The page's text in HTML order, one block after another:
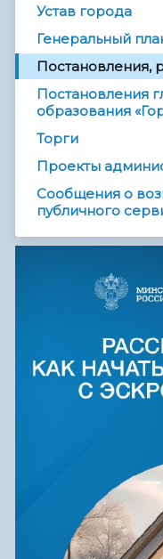
Устав города
Генеральный
Постановления,
Постановления
образования
Торги
Проекты
Сообщения о
публичного